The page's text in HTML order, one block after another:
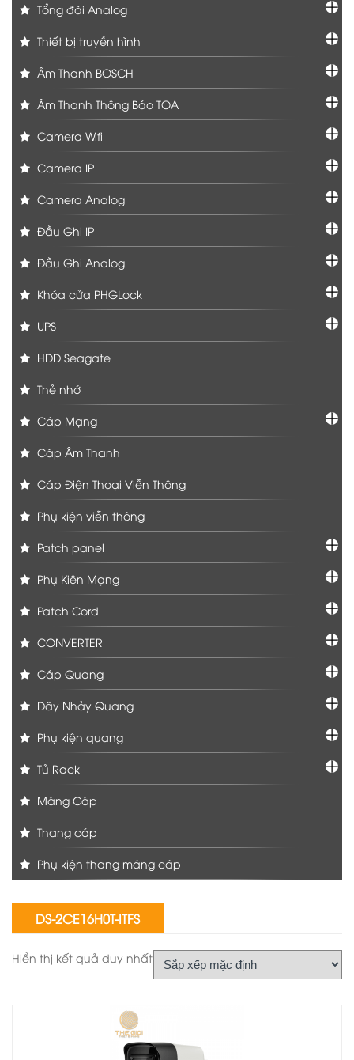
Tổng đài Analog
Thiết bị truyền hình
Âm Thanh BOSCH
Âm Thanh Thông Báo TOA
Camera Wifi
Camera IP
Camera Analog
Đầu Ghi IP
Đầu Ghi Analog
Khóa cửa PHGLock
UPS
HDD Seagate
Thẻ nhớ
Cáp Mạng
Cáp Âm Thanh
Cáp Điện Thoại Viễn Thông
Phụ kiện viễn thông
Patch panel
Phụ Kiện Mạng
Patch Cord
CONVERTER
Cáp Quang
Dây Nhảy Quang
Phụ kiện quang
Tủ Rack
Máng Cáp
Thang cáp
Phụ kiện thang máng cáp
DS-2CE16H0T-ITFS
Hiển thị kết quả duy nhất